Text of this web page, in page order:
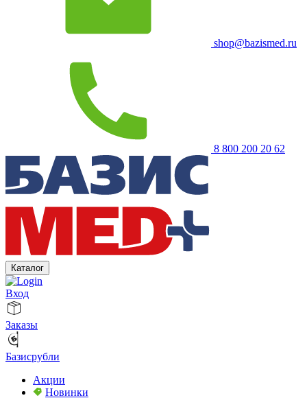
shop@bazismed.ru
8 800 200 20 62
Каталог
Вход
Заказы
Базисрубли
Акции
Новинки